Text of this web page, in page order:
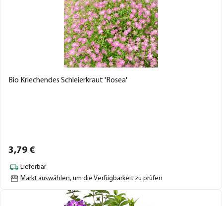
Bio Kriechendes Schleierkraut 'Rosea'
3,79 €
Lieferbar
Markt auswählen, um die Verfügbarkeit zu prüfen